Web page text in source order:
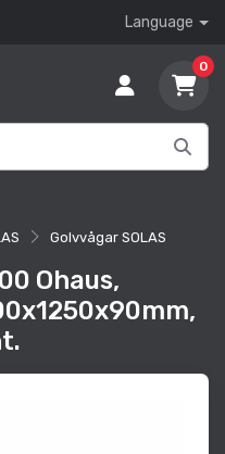
Language
0
Golvvågar SOLAS
Ohaus,